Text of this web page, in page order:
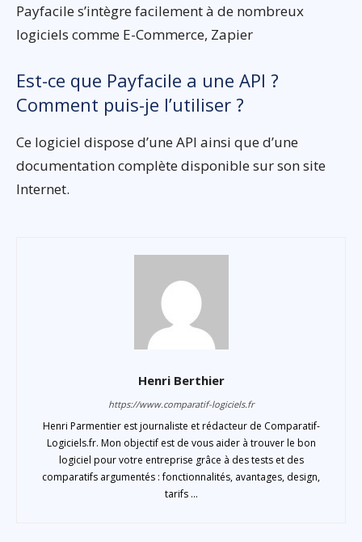
Payfacile s’intègre facilement à de nombreux
logiciels comme E-Commerce, Zapier
Est-ce que Payfacile a une API ?
Comment puis-je l’utiliser ?
Ce logiciel dispose d’une API ainsi que d’une
documentation complète disponible sur son site
Internet.
Henri Berthier
https://www.comparatif-logiciels.fr
Henri Parmentier est journaliste et rédacteur de Comparatif-
Logiciels.fr. Mon objectif est de vous aider à trouver le bon
logiciel pour votre entreprise grâce à des tests et des
comparatifs argumentés : fonctionnalités, avantages, design,
tarifs ...